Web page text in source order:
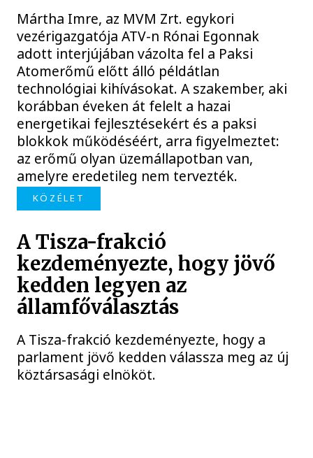
Mártha Imre, az MVM Zrt. egykori
vezérigazgatója ATV-n Rónai Egonnak
adott interjújában vázolta fel a Paksi
Atomerőmű előtt álló példátlan
technológiai kihívásokat. A szakember, aki
korábban éveken át felelt a hazai
energetikai fejlesztésekért és a paksi
blokkok működéséért, arra figyelmeztet:
az erőmű olyan üzemállapotban van,
amelyre eredetileg nem tervezték.
KÖZÉLET
A Tisza-frakció
kezdeményezte, hogy jövő
kedden legyen az
államfőválasztás
A Tisza-frakció kezdeményezte, hogy a
parlament jövő kedden válassza meg az új
köztársasági elnököt.